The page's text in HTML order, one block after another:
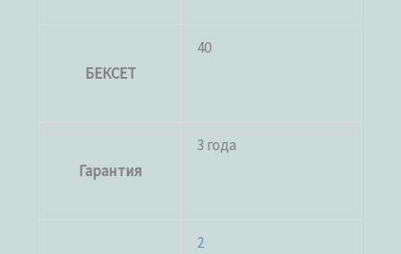
БЕКСЕТ
40
Гарантия
3 года
2